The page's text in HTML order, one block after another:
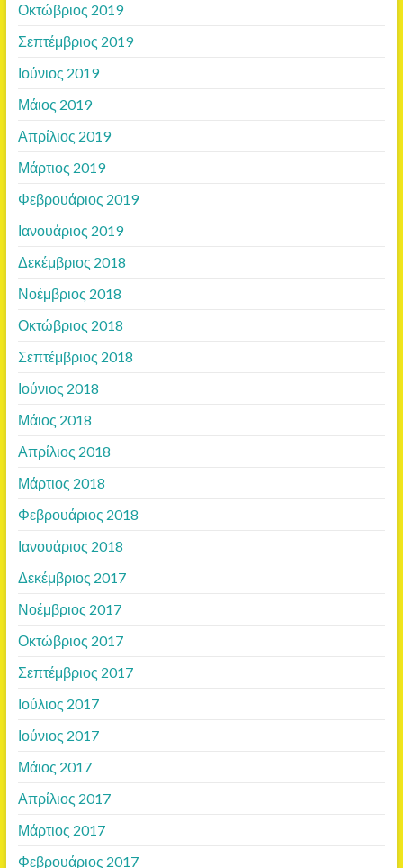
Οκτώβριος 2019
Σεπτέμβριος 2019
Ιούνιος 2019
Μάιος 2019
Απρίλιος 2019
Μάρτιος 2019
Φεβρουάριος 2019
Ιανουάριος 2019
Δεκέμβριος 2018
Νοέμβριος 2018
Οκτώβριος 2018
Σεπτέμβριος 2018
Ιούνιος 2018
Μάιος 2018
Απρίλιος 2018
Μάρτιος 2018
Φεβρουάριος 2018
Ιανουάριος 2018
Δεκέμβριος 2017
Νοέμβριος 2017
Οκτώβριος 2017
Σεπτέμβριος 2017
Ιούλιος 2017
Ιούνιος 2017
Μάιος 2017
Απρίλιος 2017
Μάρτιος 2017
Φεβρουάριος 2017